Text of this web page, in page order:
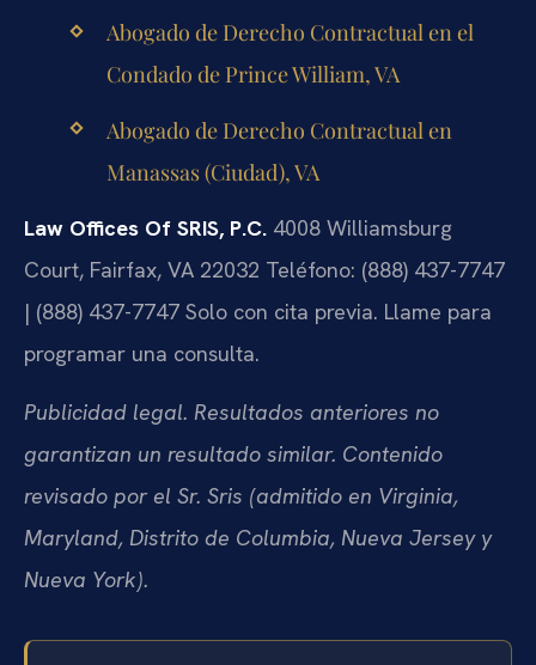
Abogado de Derecho Contractual en el
Condado de Prince William, VA
Abogado de Derecho Contractual en
Manassas (Ciudad), VA
Law Offices Of SRIS, P.C. 4008 Williamsburg
Court, Fairfax, VA 22032 Teléfono: (888) 437-7747
| (888) 437-7747 Solo con cita previa. Llame para
programar una consulta.
Publicidad legal. Resultados anteriores no
garantizan un resultado similar. Contenido
revisado por el Sr. Sris (admitido en Virginia,
Maryland, Distrito de Columbia, Nueva Jersey y
Nueva York).